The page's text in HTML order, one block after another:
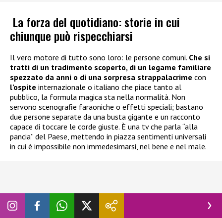
La forza del quotidiano: storie in cui
chiunque può rispecchiarsi
Il vero motore di tutto sono loro: le persone comuni. Che si
tratti di un tradimento scoperto, di un legame familiare
spezzato da anni o di una sorpresa strappalacrime con
l’ospite internazionale o italiano che piace tanto al
pubblico, la formula magica sta nella normalità. Non
servono scenografie faraoniche o effetti speciali; bastano
due persone separate da una busta gigante e un racconto
capace di toccare le corde giuste. È una tv che parla “alla
pancia” del Paese, mettendo in piazza sentimenti universali
in cui è impossibile non immedesimarsi, nel bene e nel male.